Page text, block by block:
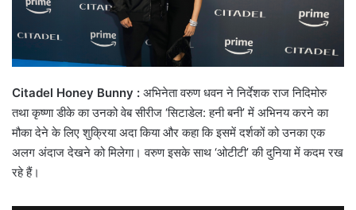
Citadel Honey Bunny : अभिनेता वरुण धवन ने निर्देशक राज निदिमोरु
तथा कृष्णा डीके का उनको वेब सीरीज ‘सिटाडेल: हनी बनी’ में अभिनय करने का
मौका देने के लिए शुक्रिया अदा किया और कहा कि इसमें दर्शकों को उनका एक
अलग अंदाज देखने को मिलेगा। वरुण इसके साथ ‘ओटीटी’ की दुनिया में कदम रख
रहे हैं।